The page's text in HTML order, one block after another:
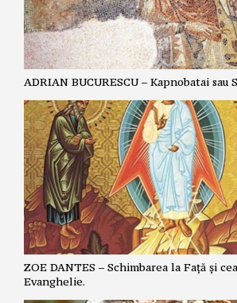
ADRIAN BUCURESCU – Kapnobatai sau
ZOE DANTES – Schimbarea la Față și
Evanghelie.